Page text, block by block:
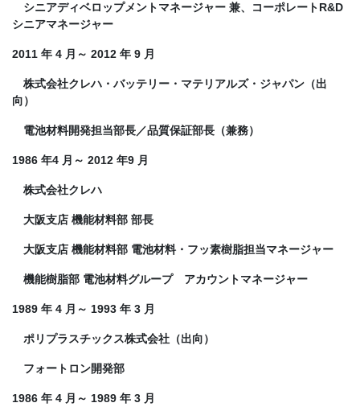
シニアディベロップメントマネージャー 兼、コーポレートR&D
シニアマネージャー
2011 年 4 月～ 2012 年 9 月
株式会社クレハ・バッテリー・マテリアルズ・ジャパン（出
向）
電池材料開発担当部長／品質保証部長（兼務）
1986 年4 月～ 2012 年9 月
株式会社クレハ
大阪支店 機能材料部 部長
大阪支店 機能材料部 電池材料・フッ素樹脂担当マネージャー
機能樹脂部 電池材料グループ アカウントマネージャー
1989 年 4 月～ 1993 年 3 月
ポリプラスチックス株式会社（出向）
フォートロン開発部
1986 年 4 月～ 1989 年 3 月